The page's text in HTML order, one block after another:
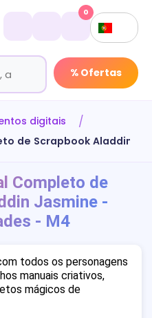
% Ofertas
0
digitais
de Scrapbook Aladdin
Completo de
Jasmine -
- M4
todos os personagens
manuais criativos,
mágicos de